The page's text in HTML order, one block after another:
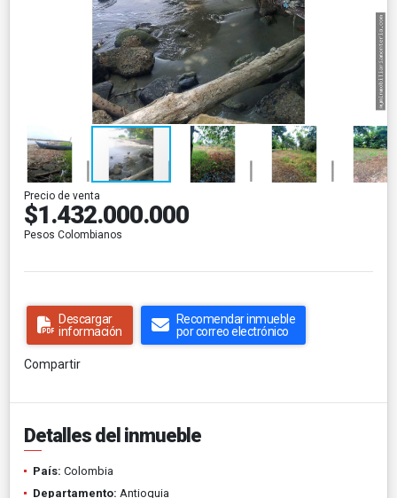
Precio de venta
$1.432.000.000
Pesos Colombianos
Descargar
información
Recomendar inmueble
por correo electrónico
Compartir
Detalles del inmueble
País: Colombia
Departamento: Antioquia